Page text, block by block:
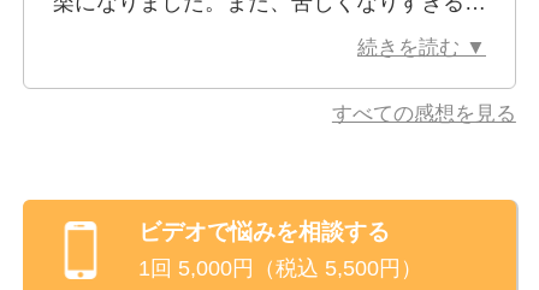
自身、自分が「I’m not OK」になることもあり、心理
ない、ということも自覚しています。
に、道筋をつけて、自分自身が納得できるようにす
る。それが、心理学であり、私自身の日々抱えるモヤ
モヤを考える時にも役立っています。そして、あなた
にご相談したいと思います。ありがとうござ
続きを読む ▼
すべての感想を見る
ビデオで悩みを相談する
1回 5,000円（税込 5,500円）